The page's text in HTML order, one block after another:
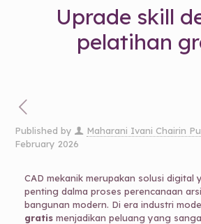
Uprade skill
pelatihan
Published by Maharani Ivani Chairin
February 2026
CAD mekanik merupakan solusi digital
penting dalma proses perencanaan
bangunan modern. Di era industri
gratis menjadikan peluang yang